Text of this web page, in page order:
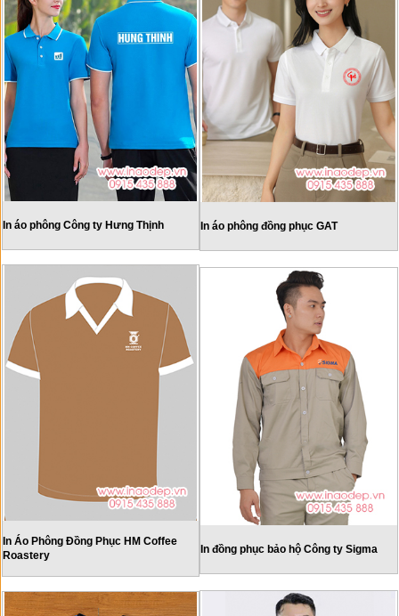
In áo phông Công ty Hưng Thịnh In áo phông đồng phục GAT
In Áo Phông Đồng Phục HM Coffee
Roastery
In đồng phục bảo hộ Công ty Sigma